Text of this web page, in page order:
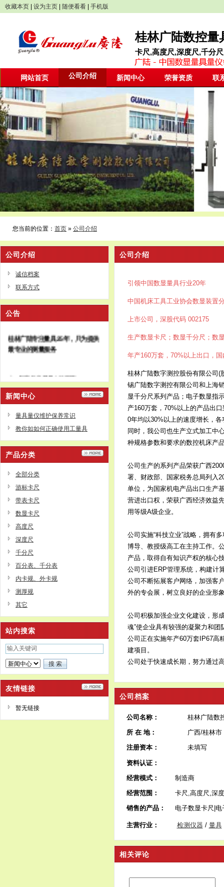
收藏本页 设为主页 随便看看 手机版
桂林广陆数控量
卡尺,高度尺,深度尺,千分
网站首页 公司介绍 新闻中心 荣誉资质 联
您当前的位置： 首页 » 公司介绍
公司介绍
诚信档案
联系方式
公告
桂林广陆专注量具25年，只为提供
最专业的测量服务
年产各类量具160万套.
量个出口占行业出口量三分之
二
行业内唯一上市公司
深股代码002175
下辖无锡广陆、上海销售分公
司和上海量具刃具厂有限公司
新闻中心
量具量仪维护保养常识
教你如如何正确使用工量具
产品分类
全部分类
游标卡尺
带表卡尺
数显卡尺
高度尺
深度尺
千分尺
百分表、千分表
内卡规、外卡规
测厚规
其它
站内搜索
友情链接
暂无链接
公司介绍
引领中国数显量具行业20年
中国机床工具工业协会数显装置
上市公司，深股代码 002175
生产数显卡尺；数显千分尺；数
年产160万套，70%以上出口，
桂林广陆数字测控股份有限公司(
锡广陆数字测控有限公司和上海
显千分尺系列产品；电子数显指
产160万套，70%以上的产品出
0年均以30%以上的速度增长，
同时，我公司也生产立式加工中
种规格参数和要求的数控机床产
公司生产的系列产品荣获广西
署、财政部、国家税务总局列入
单位，为国家机电产品出口生产
营进出口权，荣获广西经济效益
用等级A级企业。
公司实施“科技立业”战略，拥有
博导、教授级高工在主持工作。
产品，取得自有知识产权的核心
公司引进ERP管理系统，构建计
公司不断拓展客户网络，加强客
外的专会展，树立良好的企业形
公司积极加强企业文化建设，形
魂”使企业具有较强的凝聚力和团
公司正在实施年产60万套IP67高
建项目。
公司处于快速成长期，努力通过
公司档案
公司名称：
桂林广陆数
所 在 地：
广西/桂林市
注册资本：
未填写
资料认证：
经营模式：
制造商
经营范围：
卡尺,高度尺,深
销售的产品：
电子数显卡尺|
主营行业： 检测仪器 / 量具
相关评论